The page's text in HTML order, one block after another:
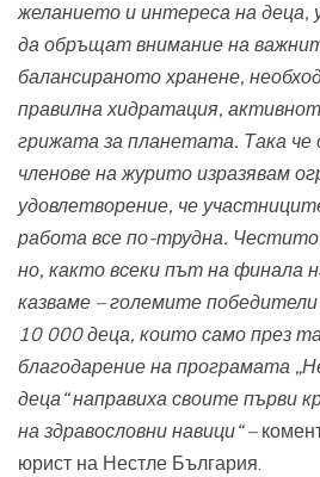
желанието и интереса на деца,
да обръщат внимание на
балансираното хранене,
правилна хидратация,
грижата за планетата. Така че
членове на журито изразявам
удовлетворение, че
работа все по-трудна.
но, както всеки път на финала
казваме – големите победители
10 000 деца, които само през
благодарение на програмата
деца“ направиха своите първи
на здравословни навици“ –
юрист на Нестле България.